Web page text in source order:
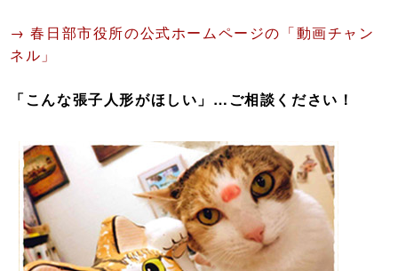
→ 春日部市役所の公式ホームページの「動画チャン
ネル」
「こんな張子人形がほしい」…ご相談ください！